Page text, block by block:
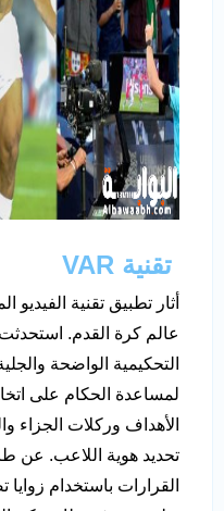
تقنية
عالم كرة القدم.
التحكيمية الواضحة
لمساعدة الحكام على
الأهداف وركلات الجزاء
تحديد هوية اللاعب. عن
القرارات باستخدام